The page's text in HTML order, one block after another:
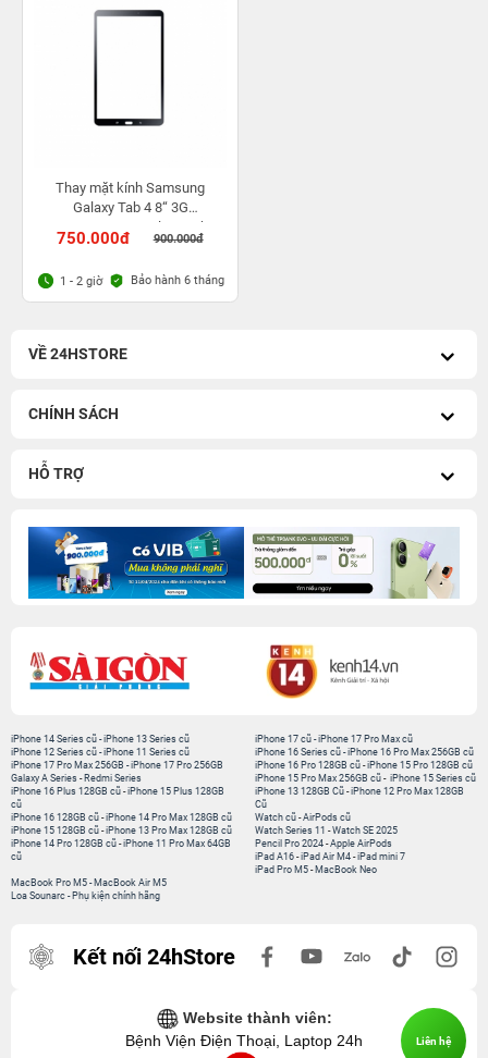
Thay mặt kính Samsung
Galaxy Tab 4 8“ 3G
T331/Samsung Galaxy Tab 4
8” WiFi T330
750.000đ 900.000đ
1 - 2 giờ Bảo hành 6 tháng
VỀ 24HSTORE
CHÍNH SÁCH
HỖ TRỢ
iPhone 14 Series cũ -iPhone 13 Series cũ
iPhone 12 Series cũ -iPhone 11 Series cũ
iPhone 17 Pro Max 256GB -iPhone 17 Pro 256GB
Galaxy A Series - Redmi Series
iPhone 17 cũ -iPhone 17 Pro Max cũ
iPhone 16 Series cũ - iPhone 16 Pro Max 256GB cũ
iPhone 16 Pro 128GB cũ -iPhone 15 Pro 128GB cũ
iPhone 15 Pro Max 256GB cũ - iPhone 15 Series cũ
iPhone 16 Plus 128GB cũ -iPhone 15 Plus 128GB
cũ
iPhone 16 128GB cũ -iPhone 14 Pro Max 128GB cũ
iPhone 15 128GB cũ -iPhone 13 Pro Max 128GB cũ
iPhone 14 Pro 128GB cũ -iPhone 11 Pro Max 64GB
cũ
iPhone 13 128GB Cũ -iPhone 12 Pro Max 128GB
Cũ
Watch cũ -AirPods cũ
Watch Series 11 -Watch SE 2025
Pencil Pro 2024 -Apple AirPods
iPad A16 -iPad Air M4 -iPad mini 7
iPad Pro M5 - MacBook Neo
MacBook Pro M5 - MacBook Air M5
Loa Sounarc - Phụ kiện chính hãng
Kết nối 24hStore
Website thành viên:
Bệnh Viện Điện Thoại, Laptop 24h
Liên hệ